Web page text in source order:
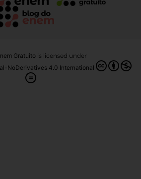
Gratuito is licensed under
NoDerivatives 4.0 International